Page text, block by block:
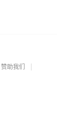
赞助我们